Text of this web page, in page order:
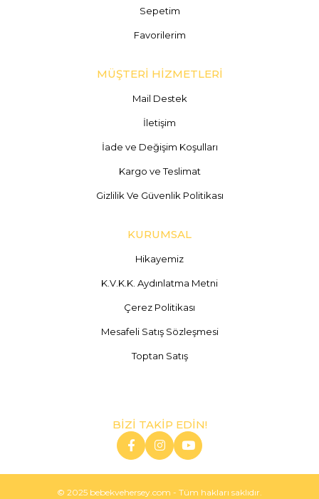
Sepetim
Favorilerim
MÜŞTERİ HİZMETLERİ
Mail Destek
İletişim
İade ve Değişim Koşulları
Kargo ve Teslimat
Gizlilik Ve Güvenlik Politikası
KURUMSAL
Hikayemiz
K.V.K.K. Aydınlatma Metni
Çerez Politikası
Mesafeli Satış Sözleşmesi
Toptan Satış
BİZİ TAKİP EDİN!
© 2025 bebekvehersey.com - Tüm hakları saklıdır.